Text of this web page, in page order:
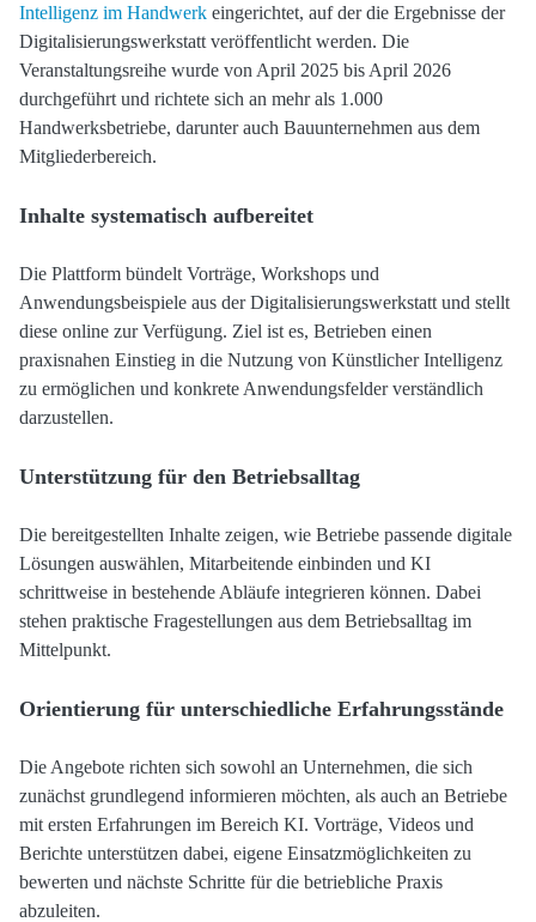
Intelligenz im Handwerk eingerichtet, auf der die Ergebnisse der
Digitalisierungswerkstatt veröffentlicht werden. Die
Veranstaltungsreihe wurde von April 2025 bis April 2026
durchgeführt und richtete sich an mehr als 1.000
Handwerksbetriebe, darunter auch Bauunternehmen aus dem
Mitgliederbereich.
Inhalte systematisch aufbereitet
Die Plattform bündelt Vorträge, Workshops und
Anwendungsbeispiele aus der Digitalisierungswerkstatt und stellt
diese online zur Verfügung. Ziel ist es, Betrieben einen
praxisnahen Einstieg in die Nutzung von Künstlicher Intelligenz
zu ermöglichen und konkrete Anwendungsfelder verständlich
darzustellen.
Unterstützung für den Betriebsalltag
Die bereitgestellten Inhalte zeigen, wie Betriebe passende digitale
Lösungen auswählen, Mitarbeitende einbinden und KI
schrittweise in bestehende Abläufe integrieren können. Dabei
stehen praktische Fragestellungen aus dem Betriebsalltag im
Mittelpunkt.
Orientierung für unterschiedliche Erfahrungsstände
Die Angebote richten sich sowohl an Unternehmen, die sich
zunächst grundlegend informieren möchten, als auch an Betriebe
mit ersten Erfahrungen im Bereich KI. Vorträge, Videos und
Berichte unterstützen dabei, eigene Einsatzmöglichkeiten zu
bewerten und nächste Schritte für die betriebliche Praxis
abzuleiten.